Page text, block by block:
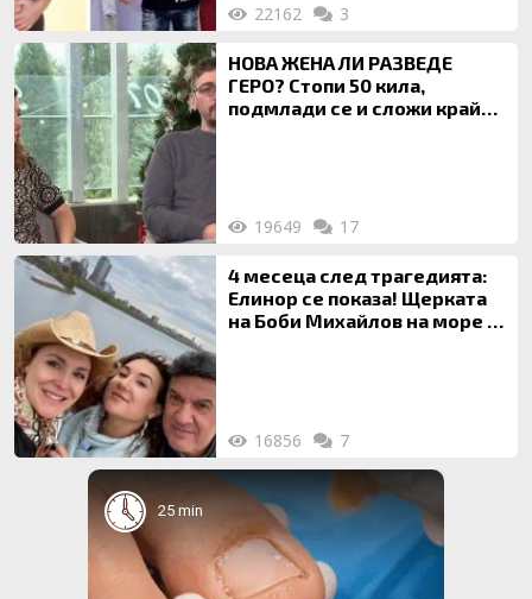
22162 3
НОВА ЖЕНА ЛИ РАЗВЕДЕ
ГЕРО? Стопи 50 кила,
подмлади се и сложи край
19649 17
4 месеца след трагедията:
Елинор се показа! Щерката
на Боби Михайлов на море с
16856 7
25 min